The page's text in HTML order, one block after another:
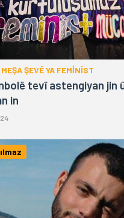
ŞEVÊ YA FEMİNÎST
tevî astengiyan jin
in